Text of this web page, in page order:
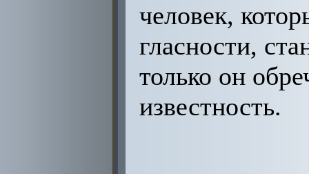
человек,
гласности,
только он
известность.